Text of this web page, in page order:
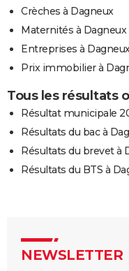
Crèches à Dagneux
Maternités à Dagneux
Entreprises à
Prix immobilier à
Tous les résultats
Résultat municipale
Résultats du bac à
Résultats du brevet à
Résultats du BTS à
NEWSLETTER